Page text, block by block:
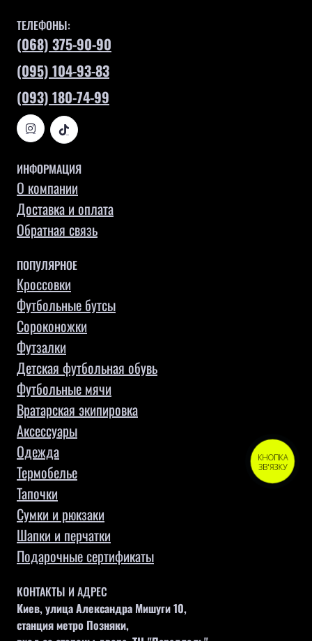
ТЕЛЕФОНЫ:
(068) 375-90-90
(095) 104-93-83
(093) 180-74-99
ИНФОРМАЦИЯ
О компании
Доставка и оплата
Обратная связь
ПОПУЛЯРНОЕ
Кроссовки
Футбольные бутсы
Сороконожки
Футзалки
Детская футбольная обувь
Футбольные мячи
Вратарская экипировка
Аксессуары
Одежда
Термобелье
Тапочки
Сумки и рюкзаки
Шапки и перчатки
Подарочные сертификаты
КОНТАКТЫ И АДРЕС
Киев, улица Александра Мишуги 10,
станция метро Позняки,
КНОПКА
ЗВ'ЯЗКУ